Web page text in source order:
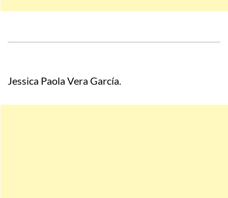
Jessica Paola Vera García.